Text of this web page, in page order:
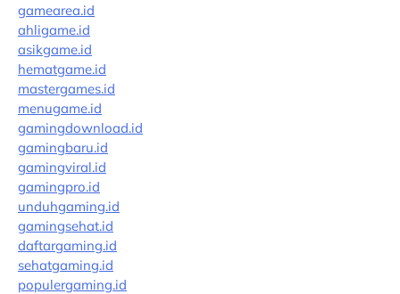
gamearea.id
ahligame.id
asikgame.id
hematgame.id
mastergames.id
menugame.id
gamingdownload.id
gamingbaru.id
gamingviral.id
gamingpro.id
unduhgaming.id
gamingsehat.id
daftargaming.id
sehatgaming.id
populergaming.id